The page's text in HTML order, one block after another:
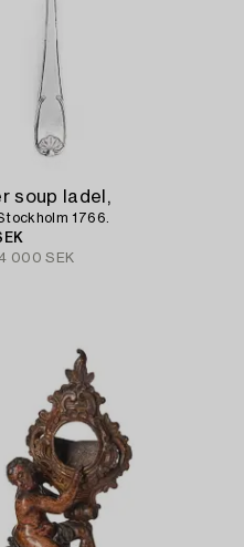
soup ladel,
1766.
000 SEK